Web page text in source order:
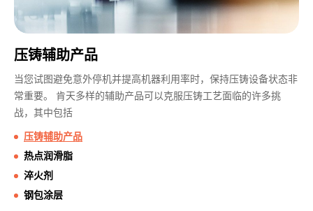
压铸辅助产品
当您试图避免意外停机并提高机器利用率时，保持压铸设备状态非
常重要。 肯天多样的辅助产品可以克服压铸工艺面临的许多挑
战，其中包括
压铸辅助产品
热点润滑脂
淬火剂
钢包涂层